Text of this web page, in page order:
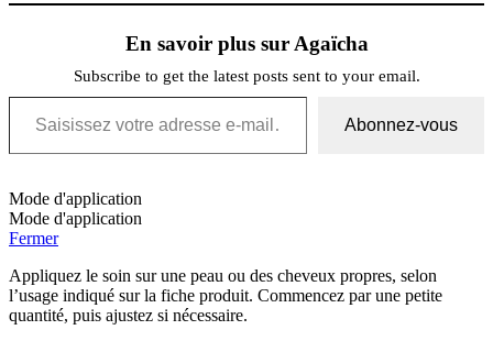
En savoir plus sur Agaïcha
Subscribe to get the latest posts sent to your email.
Saisissez votre adresse e-mail…
Abonnez-vous
Mode d'application
Mode d'application
Fermer
Appliquez le soin sur une peau ou des cheveux propres, selon
l’usage indiqué sur la fiche produit. Commencez par une petite
quantité, puis ajustez si nécessaire.